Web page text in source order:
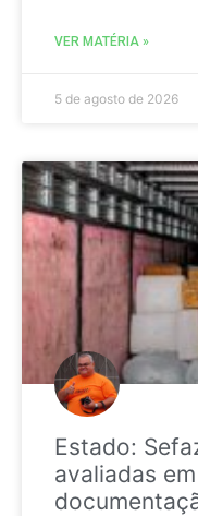
VER MATÉRIA »
5 de agosto de 2026
Estado:
avaliadas